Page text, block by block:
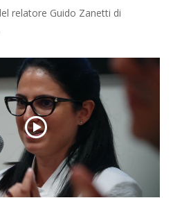
relatore Guido Zanetti di